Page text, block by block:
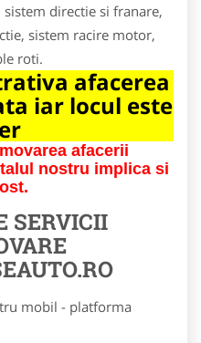
directie si franare,
sistem racire motor,
roti.
afacerea
iar locul este
afacerii
nostru implica si
SERVICII
mobil - platforma